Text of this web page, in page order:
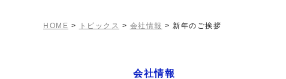
HOME > トピックス > 会社情報 > 新年のご挨拶
会社情報